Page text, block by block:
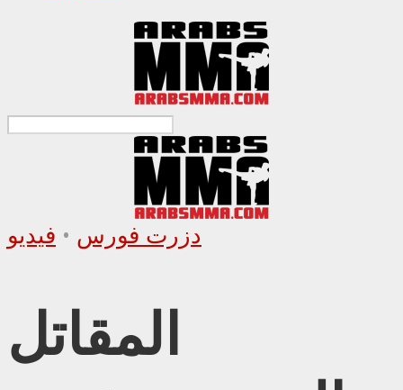
دزرت فورس • فيديو
المقاتل